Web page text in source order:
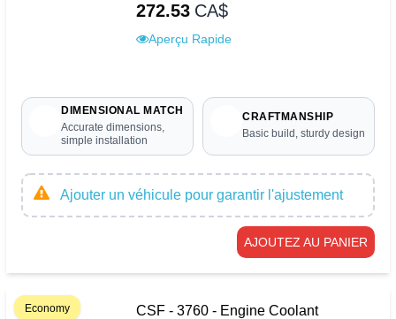
272.53 CA$
Aperçu Rapide
DIMENSIONAL MATCH
Accurate dimensions,
simple installation
CRAFTMANSHIP
Basic build, sturdy design
Ajouter un véhicule pour garantir l'ajustement
AJOUTEZ AU PANIER
Economy
CSF - 3760 - Engine Coolant